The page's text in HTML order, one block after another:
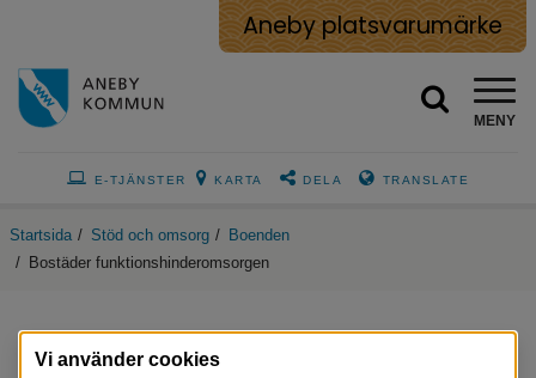
Aneby platsvarumärke
MENY
E-TJÄNSTER KARTA DELA TRANSLATE
Startsida / Stöd och omsorg / Boenden
/ Bostäder funktionshinderomsorgen
Vi använder cookies